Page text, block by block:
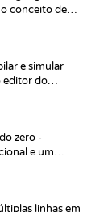
conceito de
e simular
editor do
zero -
e um
linhas em